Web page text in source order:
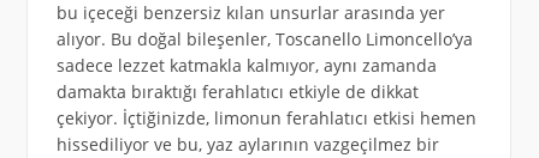
bu içeceği benzersiz kılan unsurlar arasında yer
alıyor. Bu doğal bileşenler, Toscanello Limoncello’ya
sadece lezzet katmakla kalmıyor, aynı zamanda
damakta bıraktığı ferahlatıcı etkiyle de dikkat
çekiyor. İçtiğinizde, limonun ferahlatıcı etkisi hemen
hissediliyor ve bu, yaz aylarının vazgeçilmez bir